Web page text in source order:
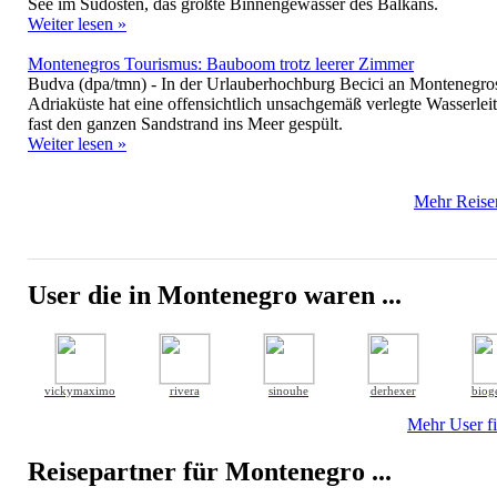
Weiter lesen »
Montenegros Tourismus: Bauboom trotz leerer Zimmer
Budva (dpa/tmn) - In der Urlauberhochburg Becici an
Adriaküste hat eine offensichtlich unsachgemäß verlegte
fast den ganzen Sandstrand ins Meer gespült.
Weiter lesen »
Mehr
User die in Montenegro waren ...
vickymaximo rivera sinouhe derhexer
Mehr User
Reisepartner für Montenegro ...